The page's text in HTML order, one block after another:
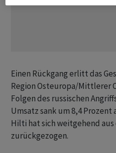
Einen Rückgang erlitt das
Region Osteuropa/Mittlerer
Folgen des russischen
Umsatz sank um 8,4 Prozent
Hilti hat sich weitgehend aus
zurückgezogen.